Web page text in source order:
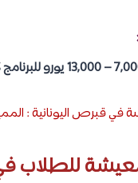
يورو للبرنامج كامل
في قبرص اليونانية :
للطلاب